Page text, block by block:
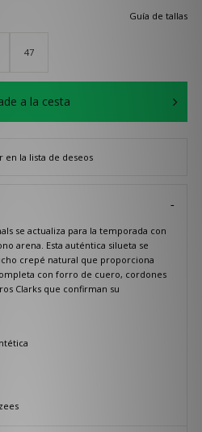
Guía de tallas
47
a la cesta
en la lista de deseos
se actualiza para la temporada con
arena. Esta auténtica silueta se
crepé natural que proporciona
con forro de cuero, cordones
Clarks que confirman su